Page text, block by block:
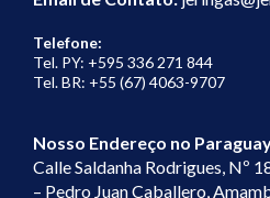
Telefone:
Tel. PY: +595 336 271 844
Tel. BR: +55 (67) 4063-9707
Nosso Endereço no
Calle Saldanha Rodrigues, Nº
– Pedro Juan Caballero,